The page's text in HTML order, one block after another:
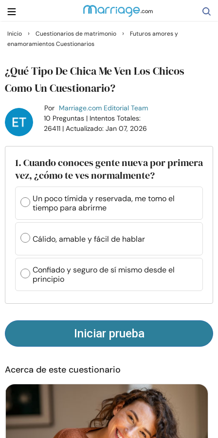
Buscar
Casarse
Relaciones
Familia
Ayuda
Cursos
Recursos
Comunidad
Encuentra un terapeuta
Sobre nosotros Contáctanos Escríbenos
Publicidad con
Inicio › Cuestionarios de matrimonio ›
Futuros amores y
enamoramientos Cuestionarios
¿Qué Tipo De Chica Me Ven Los Chicos
Como Un Cuestionario?
Por Marriage.com Editorial Team
10 Preguntas | Intentos Totales:
26411 | Actualizado: Jan 07, 2026
1. Cuando conoces gente nueva por primera
vez, ¿cómo te ves normalmente?
Un poco tímida y reservada, me tomo el
tiempo para abrirme
Cálido, amable y fácil de hablar
Confiado y seguro de sí mismo desde el
principio
Iniciar prueba
Acerca de este cuestionario